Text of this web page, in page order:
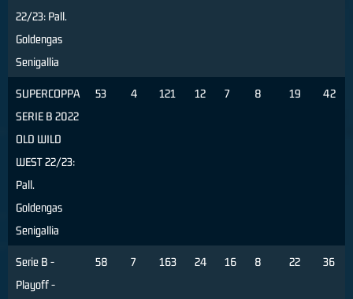
22/23: Pall.
Goldengas
Senigallia
SUPERCOPPA
SERIE B 2022
OLD WILD
WEST 22/23:
Pall.
Goldengas
Senigallia
53 4 121 12 7 8 19 42
Serie B -
Playoff -
58 7 163 24 16 8 22 36